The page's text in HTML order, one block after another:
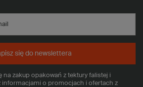
zakup opakowań z tektury falistej i
informacjami o promocjach i ofertach z
się do newslettera